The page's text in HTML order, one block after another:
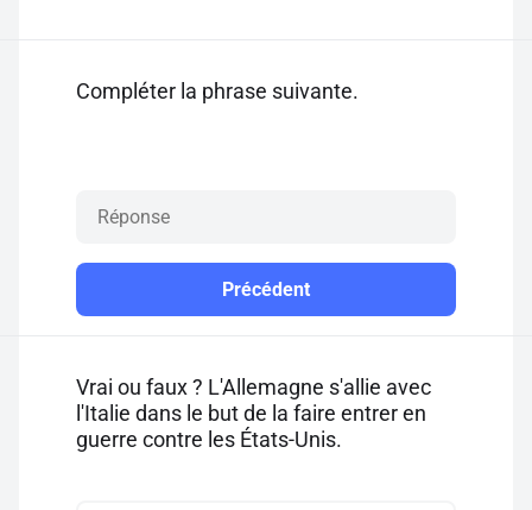
Compléter la phrase suivante.
Précédent
Vrai ou faux ? L'Allemagne s'allie avec
l'Italie dans le but de la faire entrer en
guerre contre les États-Unis.